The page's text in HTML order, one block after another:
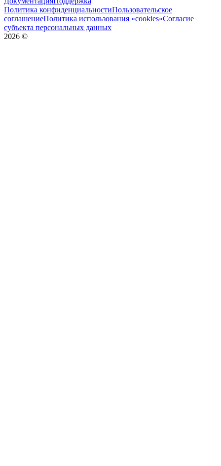
Политика конфиденциальностиПользовательское
соглашениеПолитика использования «cookies»Согласие
субъекта персональных данных
2026 ©